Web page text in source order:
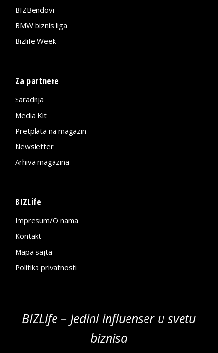
BIZBendovi
BMW biznis liga
Bizlife Week
Za partnere
Saradnja
Media Kit
Pretplata na magazin
Newsletter
Arhiva magazina
BIZLife
Impresum/O nama
Kontakt
Mapa sajta
Politika privatnosti
BIZLife – Jedini influenser u svetu
biznisa